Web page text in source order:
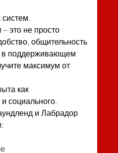
это не просто
общительность
в поддерживающем
максимум от
как
социального.
и Лабрадор